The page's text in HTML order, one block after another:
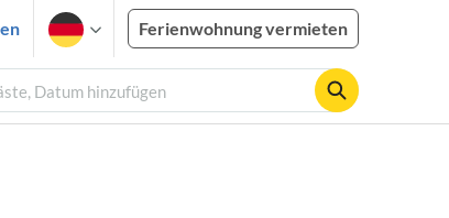
Ferienwohnung vermieten
Datum hinzufügen